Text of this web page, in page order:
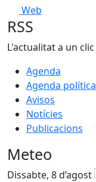
Web
RSS
L'actualitat a un clic
Agenda
Agenda política
Avisos
Notícies
Publicacions
Meteo
Dissabte, 8 d’agost